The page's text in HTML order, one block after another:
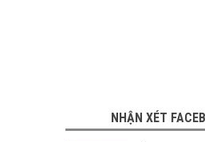
NHẬN XÉT